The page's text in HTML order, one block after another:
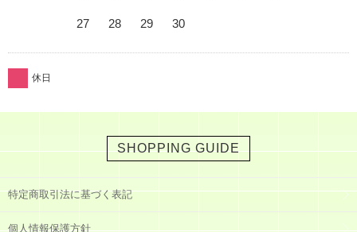
27 28 29 30
休日
SHOPPING GUIDE
特定商取引法に基づく表記
個人情報保護方針